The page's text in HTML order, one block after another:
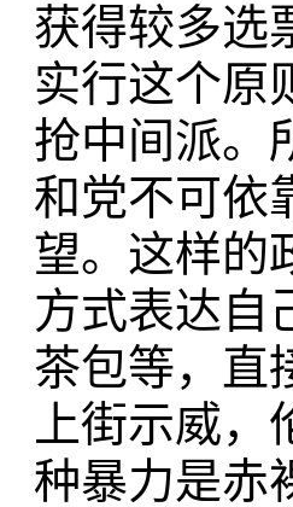
获得较多选
实行这个原
抢中间派。
和党不可依
望。这样的
方式表达自
茶包等，直
上街示威
种暴力是赤